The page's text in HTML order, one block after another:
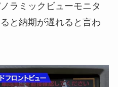
ラミックビューモニタ
と納期が遅れると言わ